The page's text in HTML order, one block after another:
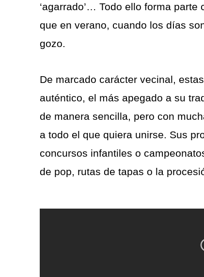
‘agarrado’… Todo ello forma parte
que en verano, cuando los días
gozo.
De marcado carácter vecinal,
auténtico, el más apegado a su
de manera sencilla, pero con
a todo el que quiera unirse. Sus
concursos infantiles o
de pop, rutas de tapas o la